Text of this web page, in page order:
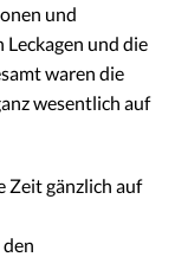
und
und die
waren die
wesentlich auf
Zeit gänzlich auf